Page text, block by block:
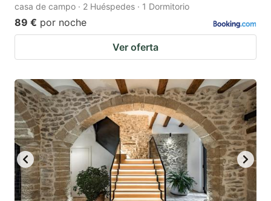
casa de campo · 2 Huéspedes · 1 Dormitorio
89 € por noche
Ver oferta